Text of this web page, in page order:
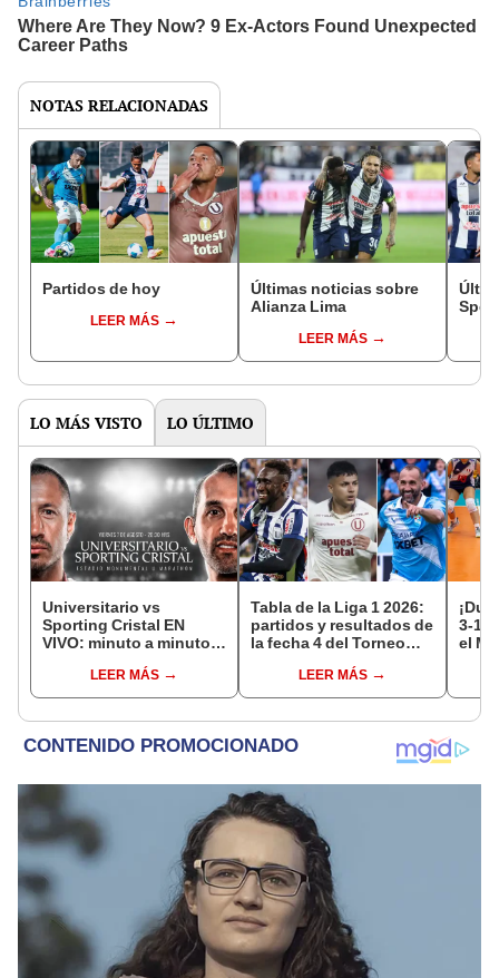
NOTAS RELACIONADAS
Partidos de hoy
LEER MÁS
Últimas noticias sobre
Alianza Lima
LEER MÁS
LO MÁS VISTO LO ÚLTIMO
Universitario vs
Sporting Cristal EN
VIVO: minuto a minuto
Clausura de la Liga 1
2026
LEER MÁS
Tabla de la Liga 1 2026:
partidos y resultados de
la fecha 4 del Torneo
del Acumulado
LEER MÁS
3-1
el